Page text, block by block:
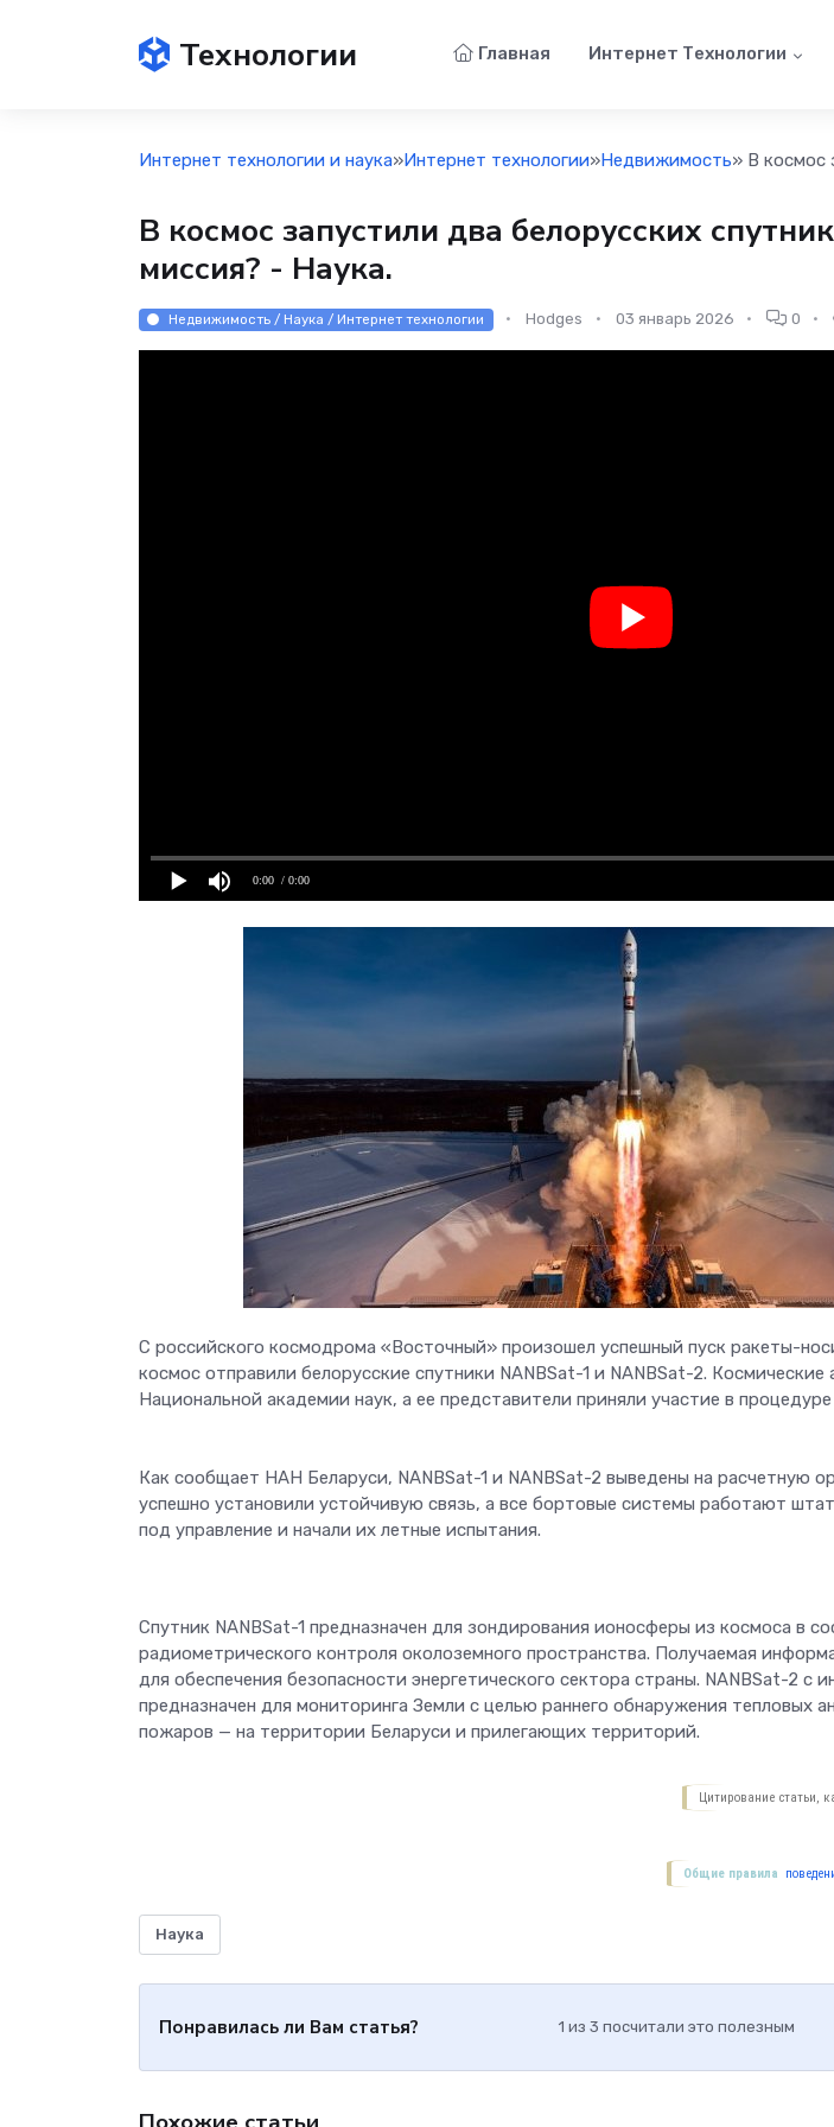
Технологии Главная Интернет Технологии
Интернет технологии и наука»Интернет технологии»Недвижимость» В космос
В космос запустили два белорусских
миссия? - Наука.
Недвижимость / Наука / Интернет технологии Hodges 03 январь 2026 0
0:00 / 0:00
С российского космодрома «Восточный» произошел успешный пуск ракеты-
космос отправили белорусские спутники NANBSat-1 и NANBSat-2. Космические
Национальной академии наук, а ее представители приняли участие в процедуре
Как сообщает НАН Беларуси, NANBSat-1 и NANBSat-2 выведены на расчетную
успешно установили устойчивую связь, а все бортовые системы работают
под управление и начали их летные испытания.
Спутник NANBSat-1 предназначен для зондирования ионосферы из космоса в
радиометрического контроля околоземного пространства. Получаемая
для обеспечения безопасности энергетического сектора страны. NANBSat-2 с
предназначен для мониторинга Земли с целью раннего обнаружения тепловых
пожаров — на территории Беларуси и прилегающих территорий.
Цитирование статьи,
Общие правила
Наука
Понравилась ли Вам статья? 1 из 3 посчитали это полезным